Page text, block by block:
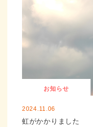
お知らせ
2024.11.06
虹がかかりました